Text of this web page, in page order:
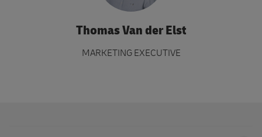
Thomas Van der Elst
MARKETING EXECUTIVE